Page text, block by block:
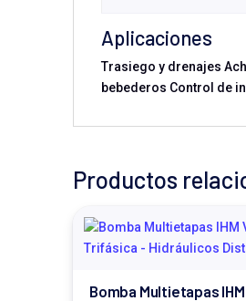
Aplicaciones
Trasiego y drenajes
bebederos Control de
Productos
Bomba Multietapas